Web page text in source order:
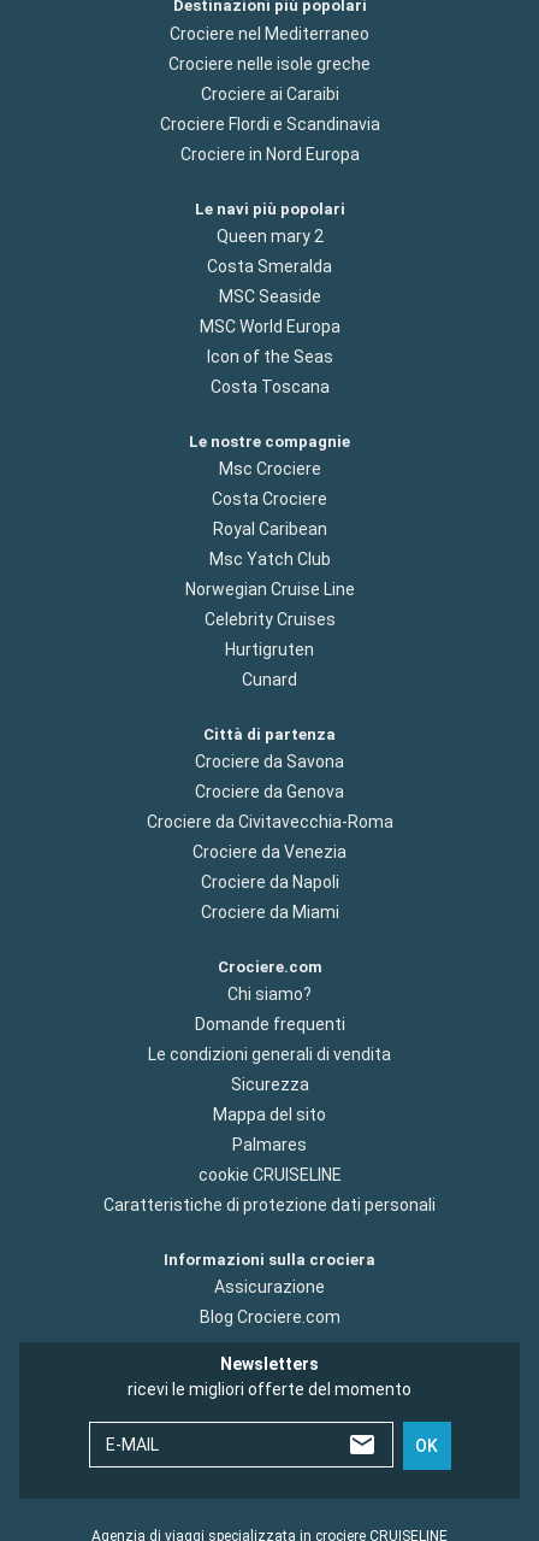
Destinazioni più popolari
Crociere nel Mediterraneo
Crociere nelle isole greche
Crociere ai Caraibi
Crociere Flordi e Scandinavia
Crociere in Nord Europa
Le navi più popolari
Queen mary 2
Costa Smeralda
MSC Seaside
MSC World Europa
Icon of the Seas
Costa Toscana
Le nostre compagnie
Msc Crociere
Costa Crociere
Royal Caribean
Msc Yatch Club
Norwegian Cruise Line
Celebrity Cruises
Hurtigruten
Cunard
Città di partenza
Crociere da Savona
Crociere da Genova
Crociere da Civitavecchia-Roma
Crociere da Venezia
Crociere da Napoli
Crociere da Miami
Crociere.com
Chi siamo?
Domande frequenti
Le condizioni generali di vendita
Sicurezza
Mappa del sito
Palmares
cookie CRUISELINE
Caratteristiche di protezione dati personali
Informazioni sulla crociera
Assicurazione
Blog Crociere.com
Newsletters
ricevi le migliori offerte del momento
E-MAIL OK
Agenzia di viaggi specializzata in crociere CRUISELINE